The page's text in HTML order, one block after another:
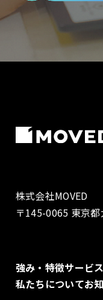
強み・特徴サービス
私たちについてお
株式会社MOVED
〒145-0065 東京